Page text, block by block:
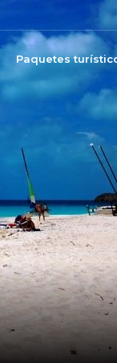
Paquetes